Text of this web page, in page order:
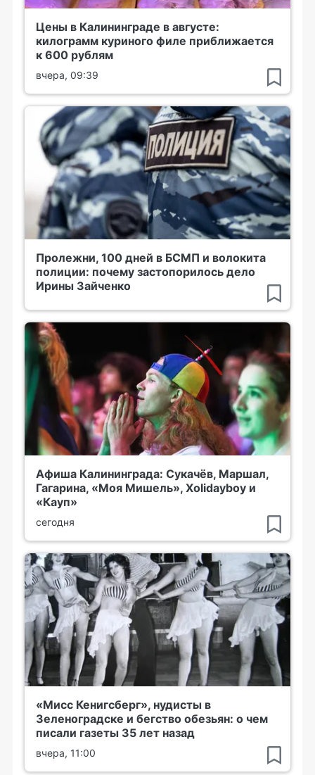
Цены в Калининграде в августе:
килограмм куриного филе приближается
к 600 рублям
вчера, 09:39
Пролежни, 100 дней в БСМП и волокита
полиции: почему застопорилось дело
Ирины Зайченко
Афиша Калининграда: Сукачёв, Маршал,
Гагарина, «Моя Мишель», Xolidayboy и
«Кауп»
сегодня
«Мисс Кенигсберг», нудисты в
Зеленоградске и бегство обезьян: о чем
писали газеты 35 лет назад
вчера, 11:00